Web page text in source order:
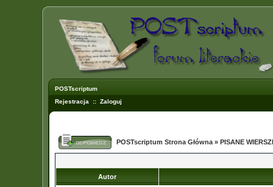
POSTscriptum
Rejestracja :: Zaloguj
POSTscriptum Strona Główna » PISANE
Autor